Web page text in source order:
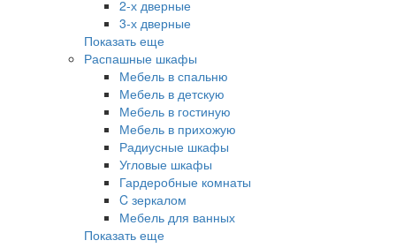
2-х дверные
3-х дверные
Показать еще
Распашные шкафы
Мебель в спальню
Мебель в детскую
Мебель в гостиную
Мебель в прихожую
Радиусные шкафы
Угловые шкафы
Гардеробные комнаты
C зеркалом
Мебель для ванных
Показать еще